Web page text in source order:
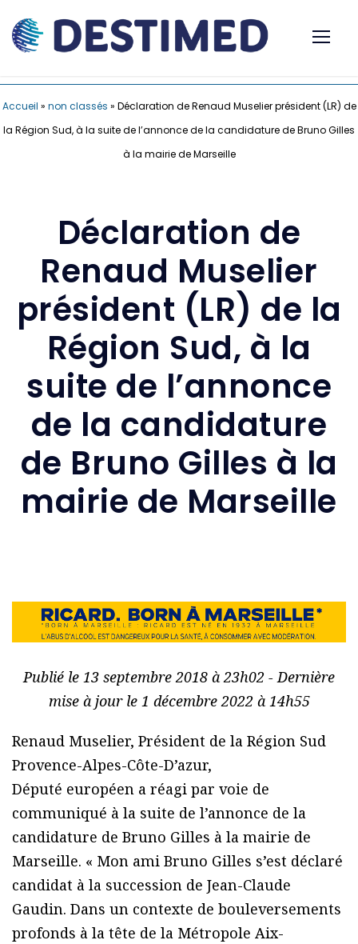
Accueil » non classés » Déclaration de Renaud Muselier président (LR) de
la Région Sud, à la suite de l’annonce de la candidature de Bruno Gilles
à la mairie de Marseille
Déclaration de
Renaud Muselier
président (LR) de la
Région Sud, à la
suite de l’annonce
de la candidature
de Bruno Gilles à la
mairie de Marseille
Publié le 13 septembre 2018 à 23h02 - Dernière
mise à jour le 1 décembre 2022 à 14h55
Renaud Muselier, Président de la Région Sud
Provence-Alpes-Côte-D’azur,
Député européen a réagi par voie de
communiqué à la suite de l’annonce de la
candidature de Bruno Gilles à la mairie de
Marseille. « Mon ami Bruno Gilles s’est déclaré
candidat à la succession de Jean-Claude
Gaudin. Dans un contexte de bouleversements
profonds à la tête de la Métropole Aix-